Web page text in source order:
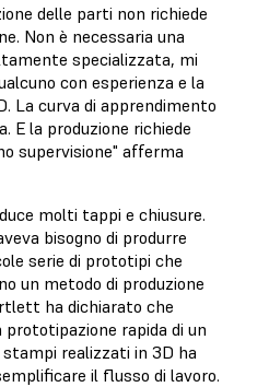
delle parti non richiede
Non è necessaria una
specializzata, mi
con esperienza e la
La curva di apprendimento
E la produzione richiede
supervisione" afferma
molti tappi e chiusure.
bisogno di produrre
serie di prototipi che
un metodo di produzione
ha dichiarato che
prototipazione rapida di un
realizzati in 3D ha
il flusso di lavoro.